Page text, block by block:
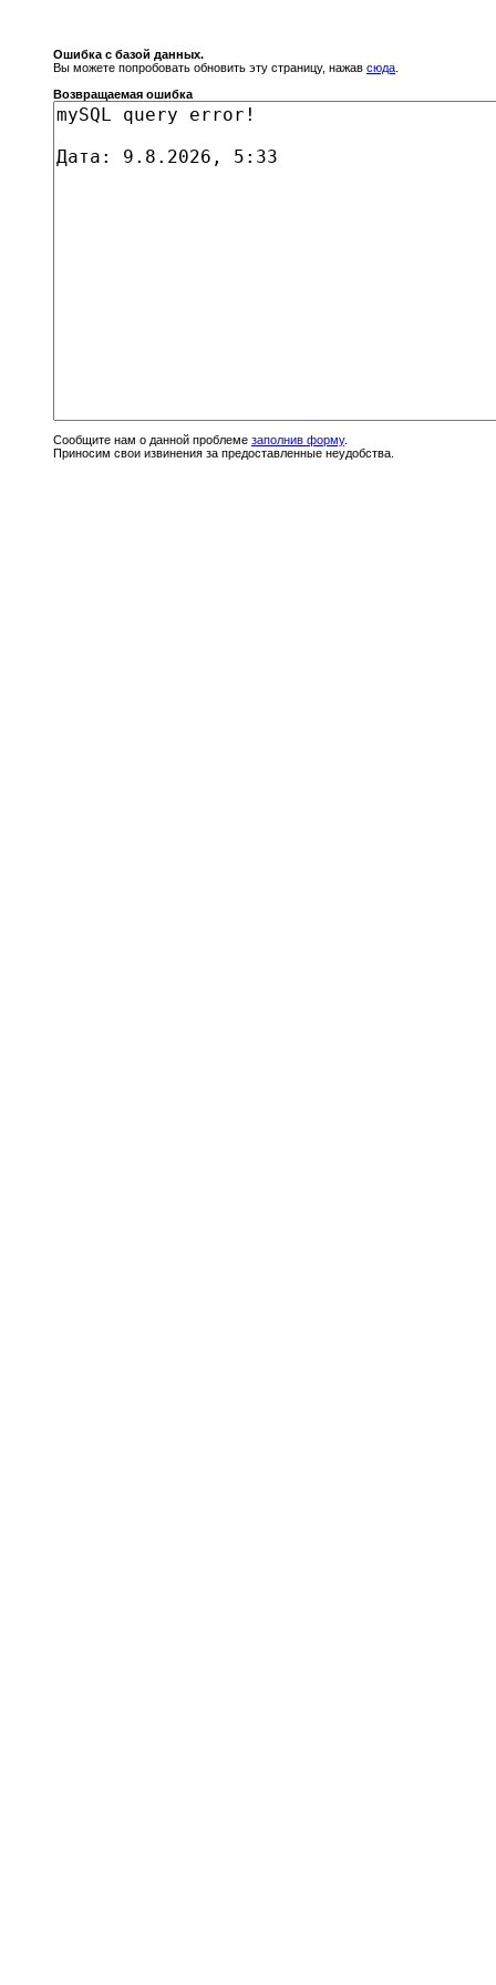
Ошибка с базой данных.
Вы можете попробовать обновить эту страницу, нажав сюда
Возвращаемая ошибка
Сообщите нам о данной проблеме заполнив форму.
Приносим свои извинения за предоставленные неудобства.